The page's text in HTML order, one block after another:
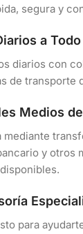
segura y
a
diarios con
de transporte
Medios
mediante
y otros
disponibles.
para